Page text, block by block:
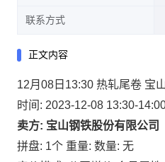
联系方式
正文内容
12月08日13:30 热轧尾卷 宝
时间: 2023-12-08 13:30-
卖方: 宝山钢铁股份有限公司
拼盘: 1个 重量: 数量: 无